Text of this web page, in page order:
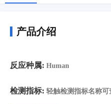
产品介绍
反应种属: Human
检测指标: 轻触检测指标名称